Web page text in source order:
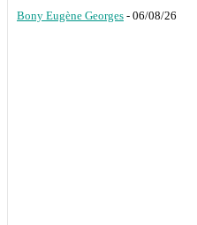
Bony Eugène Georges - 06/08/26